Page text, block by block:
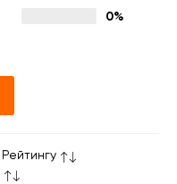
0%
Рейтингу